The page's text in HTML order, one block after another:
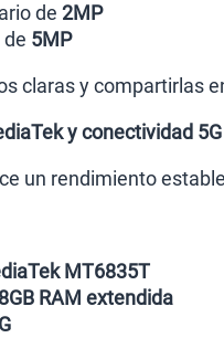
de 2MP
5MP
claras y compartirlas
y conectividad 5G
un rendimiento
MT6835T
RAM extendida